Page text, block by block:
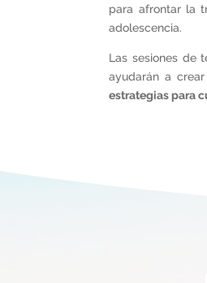
para afrontar la
adolescencia.
Las sesiones de
ayudarán a
estrategias para